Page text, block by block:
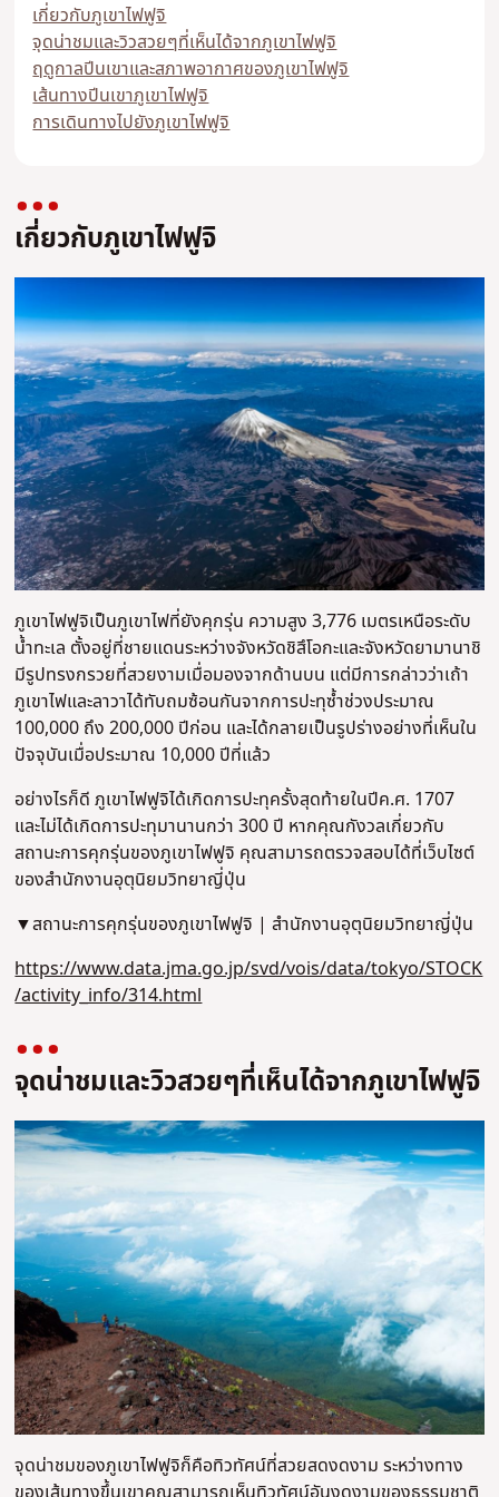
เกี่ยวกับภูเขาไฟฟูจิ
จุดน่าชมและวิวสวยๆที่เห็นได้จากภูเขาไฟฟูจิ
ฤดูกาลปีนเขาและสภาพอากาศของภูเขาไฟฟูจิ
เส้นทางปีนเขาภูเขาไฟฟูจิ
การเดินทางไปยังภูเขาไฟฟูจิ
เกี่ยวกับภูเขาไฟฟูจิ
ภูเขาไฟฟูจิเป็นภูเขาไฟที่ยังคุกรุ่น ความสูง 3,776 เมตรเหนือระดับ
น้ำทะเล ตั้งอยู่ที่ชายแดนระหว่างจังหวัดชิสึโอกะและจังหวัดยามานาชิ
มีรูปทรงกรวยที่สวยงามเมื่อมองจากด้านบน แต่มีการกล่าวว่าเถ้า
ภูเขาไฟและลาวาได้ทับถมซ้อนกันจากการปะทุซ้ำช่วงประมาณ
100,000 ถึง 200,000 ปีก่อน และได้กลายเป็นรูปร่างอย่างที่เห็นใน
ปัจจุบันเมื่อประมาณ 10,000 ปีที่แล้ว
อย่างไรก็ดี ภูเขาไฟฟูจิได้เกิดการปะทุครั้งสุดท้ายในปีค.ศ. 1707
และไม่ได้เกิดการปะทุมานานกว่า 300 ปี หากคุณกังวลเกี่ยวกับ
สถานะการคุกรุ่นของภูเขาไฟฟูจิ คุณสามารถตรวจสอบได้ที่เว็บไซต์
ของสำนักงานอุตุนิยมวิทยาญี่ปุ่น
▼สถานะการคุกรุ่นของภูเขาไฟฟูจิ | สำนักงานอุตุนิยมวิทยาญี่ปุ่น
https://www.data.jma.go.jp/svd/vois/data/tokyo/STOCK
/activity_info/314.html
จุดน่าชมและวิวสวยๆที่เห็นได้จากภูเขาไฟฟูจิ
จุดน่าชมของภูเขาไฟฟูจิก็คือทิวทัศน์ที่สวยสดงดงาม ระหว่างทาง